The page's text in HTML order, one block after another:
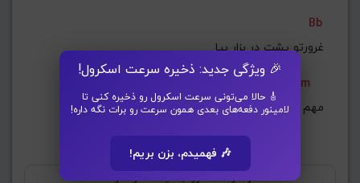
🎉 ویژگی جدید: ذخیره سرعت اسکرول!
🎸 حالا می‌تونی سرعت اسکرول رو ذخیره کنی تا
لامینور دفعه‌های بعدی همون سرعت رو برات نگه داره!
🎶 فهمیدم، بزن بریم!
Bb
غرورتو پشت در بزار بیا
Fm
مهم نی که پشت تو میگن چیا
از نظر شما آکورد بالا چند ستاره دارد؟